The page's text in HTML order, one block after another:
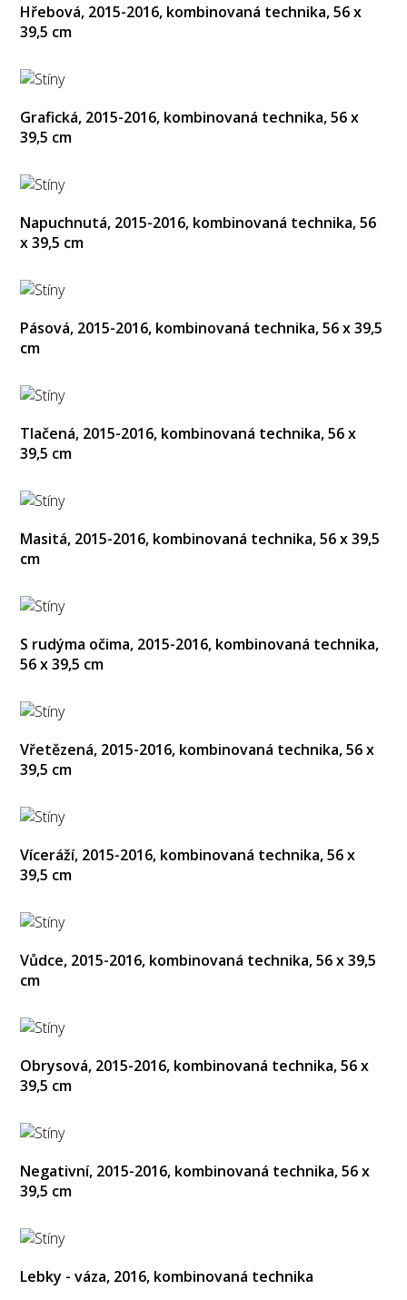
Hřebová, 2015-2016, kombinovaná technika, 56 x
39,5 cm
Grafická, 2015-2016, kombinovaná technika, 56 x
39,5 cm
Napuchnutá, 2015-2016, kombinovaná technika, 56
x 39,5 cm
Pásová, 2015-2016, kombinovaná technika, 56 x 39,5
cm
Tlačená, 2015-2016, kombinovaná technika, 56 x
39,5 cm
Masitá, 2015-2016, kombinovaná technika, 56 x 39,5
cm
S rudýma očima, 2015-2016, kombinovaná technika,
56 x 39,5 cm
Vřetězená, 2015-2016, kombinovaná technika, 56 x
39,5 cm
Víceráží, 2015-2016, kombinovaná technika, 56 x
39,5 cm
Vůdce, 2015-2016, kombinovaná technika, 56 x 39,5
cm
Obrysová, 2015-2016, kombinovaná technika, 56 x
39,5 cm
Negativní, 2015-2016, kombinovaná technika, 56 x
39,5 cm
Lebky - váza, 2016, kombinovaná technika